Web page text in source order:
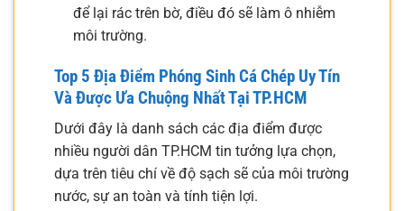
để lại rác trên bờ, điều đó sẽ làm ô nhiễm
môi trường.
Top 5 Địa Điểm Phóng Sinh Cá Chép Uy Tín
Và Được Ưa Chuộng Nhất Tại TP.HCM
Dưới đây là danh sách các địa điểm được
nhiều người dân TP.HCM tin tưởng lựa chọn,
dựa trên tiêu chí về độ sạch sẽ của môi trường
nước, sự an toàn và tính tiện lợi.